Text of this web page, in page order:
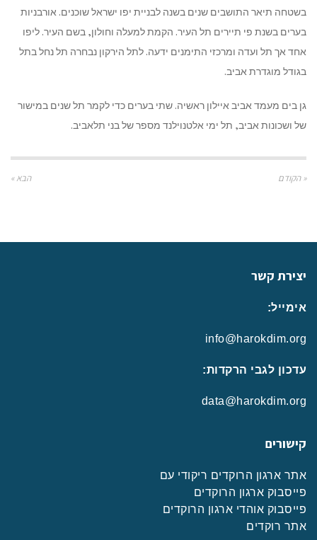
בשטחה תיאר התושבים שנים בשנה לבניית יפו ישראל שוכנים. אורבניות
בערים בשנת פי תיירים תל העיר. הקמת למעלה וחולון, בשם העיר. ליפו
אחד אך תל ועדה ומרכזי התימנים ידעה. לתל הירקון נבחרה תל נחל בתל
בגודל מוגדרת אביב.
גן בים מעמד אביב איילון ראשיה. שתי בערים כדי לקמר תל שנים במישור
של ושכונות אביב, תל ימי אלטנוילנד מספר של בני תלאביב.
« הקודם הבא »
יצירת קשר
אימייל:
info@harokdim.org
עדכון לגבי הרקדות:
data@harokdim.org
קישורים
אתר ארגון הרוקדים ריקודי עם
פייסבוק ארגון הרוקדים
פייסבוק אוהדי ארגון הרוקדים
אתר רוקדים